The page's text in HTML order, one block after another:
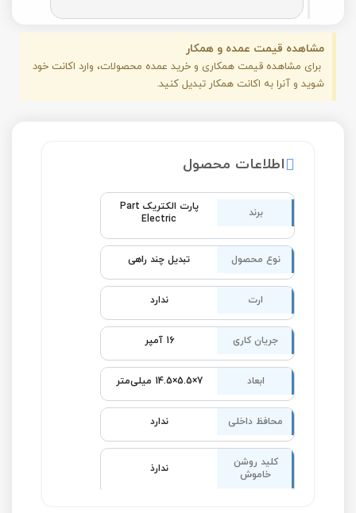
مشاهده قیمت عمده و همکار
برای مشاهده قیمت همکاری و خرید عمده محصولات، وارد اکانت خود
شوید و آنرا به اکانت همکار تبدیل کنید.
اطلاعات محصول
برند
پارت الکتریک Part
Electric
نوع محصول تبدیل چند راهی
ارت ندارد
جریان کاری 16 آمپر
ابعاد 7×5.5×14.5 میلی‌متر
محافظ داخلی ندارد
کلید روشن
خاموش
ندارذ